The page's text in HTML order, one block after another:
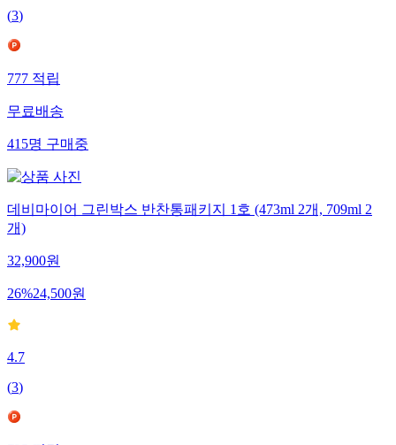
(3)
777적립
무료배송
415명구매중
데비마이어 그린박스 반찬통패키지 1호 (473ml 2개, 709ml 2
개)
32,900원
26%24,500원
4.7
(3)